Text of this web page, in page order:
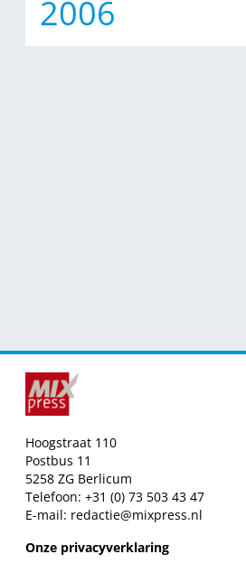
2006
Hoogstraat 110
Postbus 11
5258 ZG Berlicum
Telefoon: +31 (0) 73 503 43 47
E-mail: redactie@mixpress.nl
Onze privacyverklaring